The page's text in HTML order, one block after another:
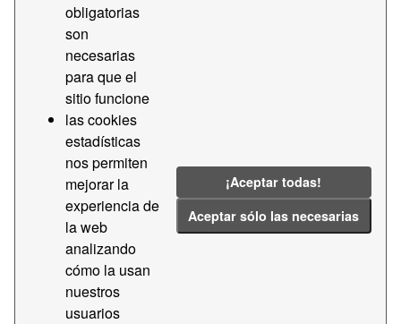
obligatorias
son
necesarias
para que el
sitio funcione
las cookies
estadísticas
nos permiten
mejorar la
experiencia de
la web
analizando
cómo la usan
nuestros
usuarios
¡Aceptar todas!
Aceptar sólo las necesarias
Ordenar por
1 conjunto de datos encontrado
Formatos: PDF
2022
Majors
Filtrar Resultados
Transparencia - Contratos mayores
Datos de transparencia - Contratos mayores